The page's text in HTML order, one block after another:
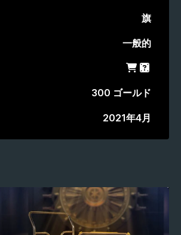
旗
一般的
ショップ
ガチャ
300 ゴールド
2021年4月